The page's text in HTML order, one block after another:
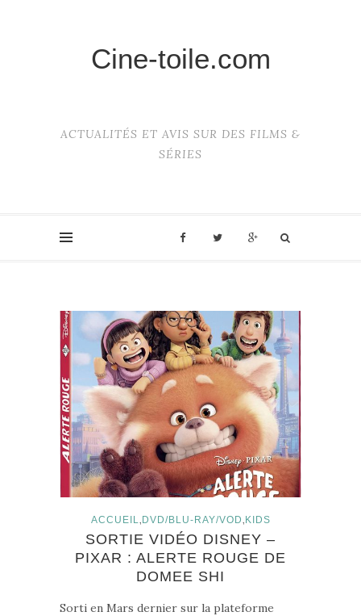
Cine-toile.com
ACTUALITÉS ET AVIS SUR DES FILMS &
SÉRIES
ACCUEIL DVD/BLU-RAY/VOD KIDS
SORTIE VIDÉO DISNEY –
PIXAR : ALERTE ROUGE DE
DOMEE SHI
Sorti en Mars dernier sur la plateforme